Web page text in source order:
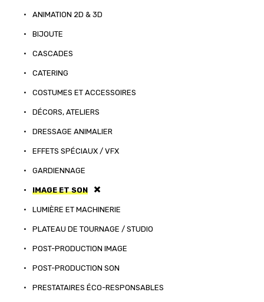
• ANIMATION 2D & 3D
• BIJOUTE
• CASCADES
• CATERING
• COSTUMES ET ACCESSOIRES
• DÉCORS, ATELIERS
• DRESSAGE ANIMALIER
• EFFETS SPÉCIAUX / VFX
• GARDIENNAGE
• IMAGE ET SON
• LUMIÈRE ET MACHINERIE
• PLATEAU DE TOURNAGE / STUDIO
• POST-PRODUCTION IMAGE
• POST-PRODUCTION SON
• PRESTATAIRES ÉCO-RESPONSABLES